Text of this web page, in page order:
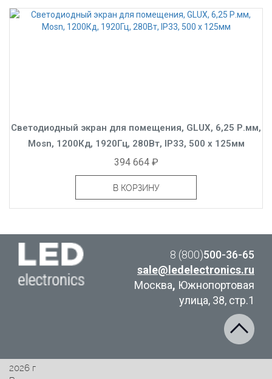
Светодиодный экран для помещения, GLUX, 6,25 Р.мм,
Mosn, 1200Кд, 1920Гц, 280Вт, IP33, 500 x 125мм
394 664 ₽
В КОРЗИНУ
8 (800)500-36-65
sale@ledelectronics.ru
Москва, Южнопортовая
улица, 38, стр.1
2026 г